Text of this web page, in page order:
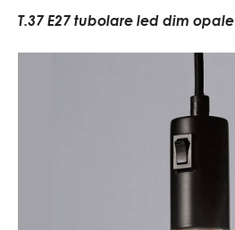
T.37 E27 tubolare led dim opale